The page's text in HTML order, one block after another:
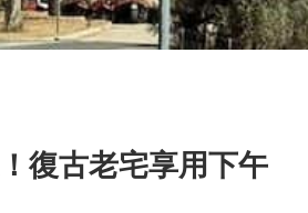
復古老宅享用下午